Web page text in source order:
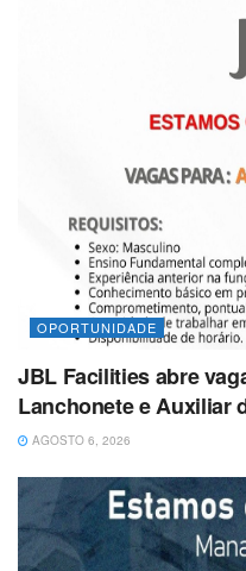
OPORTUNIDADE
JBL Facilities abre
Lanchonete e Auxiliar
AGOSTO 6, 2026